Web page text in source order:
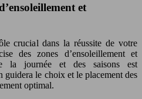
et
crucial dans la réussite de votre
des zones d’ensoleillement et
la journée et des saisons est
guidera le choix et le placement des
optimal.